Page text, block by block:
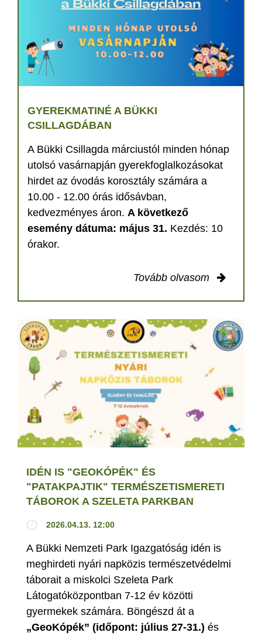
GYEREKMATINÉ A BÜKKI
CSILLAGDÁBAN
A Bükki Csillagda márciustól minden hónap
utolsó vasárnapján gyerekfoglalkozásokat
hirdet az óvodás korosztály számára a
10.00 - 12.00 órás idősávban,
kedvezményes áron. A következő
esemény dátuma: május 31. Kezdés: 10
órakor.
Tovább olvasom
IDÉN IS "GEOKÓPÉK" ÉS
"PATAKPAJTIK" TERMÉSZETISMERETI
TÁBOROK A SZELETA PARKBAN
2026.04.13. 12:00
A Bükki Nemzeti Park Igazgatóság idén is
meghirdeti nyári napközis természetvédelmi
táborait a miskolci Szeleta Park
Látogatóközpontban 7-12 év közötti
gyermekek számára. Böngészd át a
„GeoKópék” (időpont: július 27-31.) és